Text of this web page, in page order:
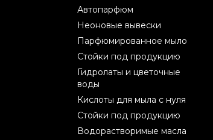
Автопарфюм
Неоновые вывески
Парфюмированное мыло
Стойки под продукцию
Гидролаты и цветочные
воды
Кислоты для мыла с нуля
Стойки под продукцию
Водорастворимые масла